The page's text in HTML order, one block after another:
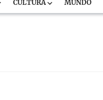
CULTURA MUNDO